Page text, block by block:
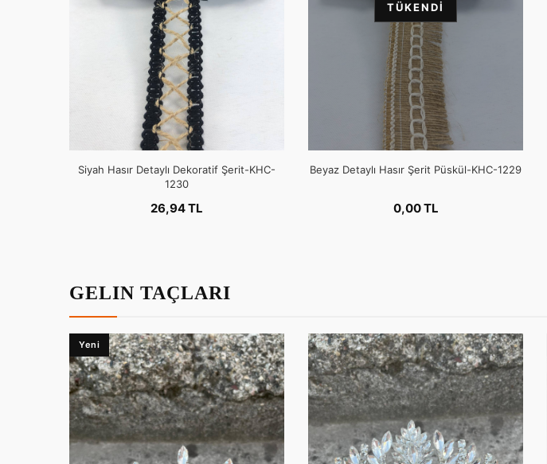
Siyah Hasır Detaylı Dekoratif Şerit-KHC-
1230
26,94 TL
TÜKENDI
Beyaz Detaylı Hasır Şerit Püskül-KHC-1229
0,00 TL
GELIN TAÇLARI
Yeni